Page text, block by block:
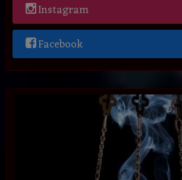
Instagram
Facebook